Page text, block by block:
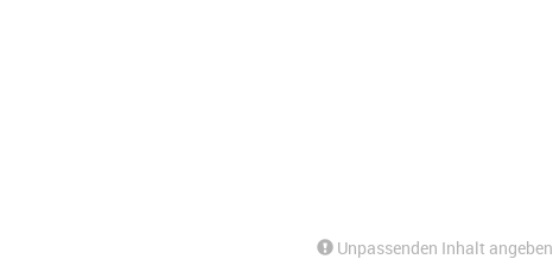
Unpassenden Inhalt angeben